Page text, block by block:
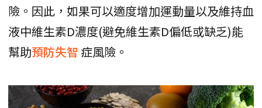
險。因此，如果可以適度增加運動量以及維持血
液中維生素D濃度(避免維生素D偏低或缺乏)能
幫助預防失智 症風險。